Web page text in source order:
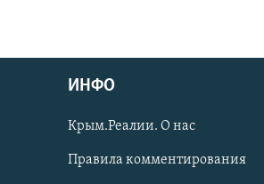
ИНФО
Крым.Реалии. О нас
Правила комментирования